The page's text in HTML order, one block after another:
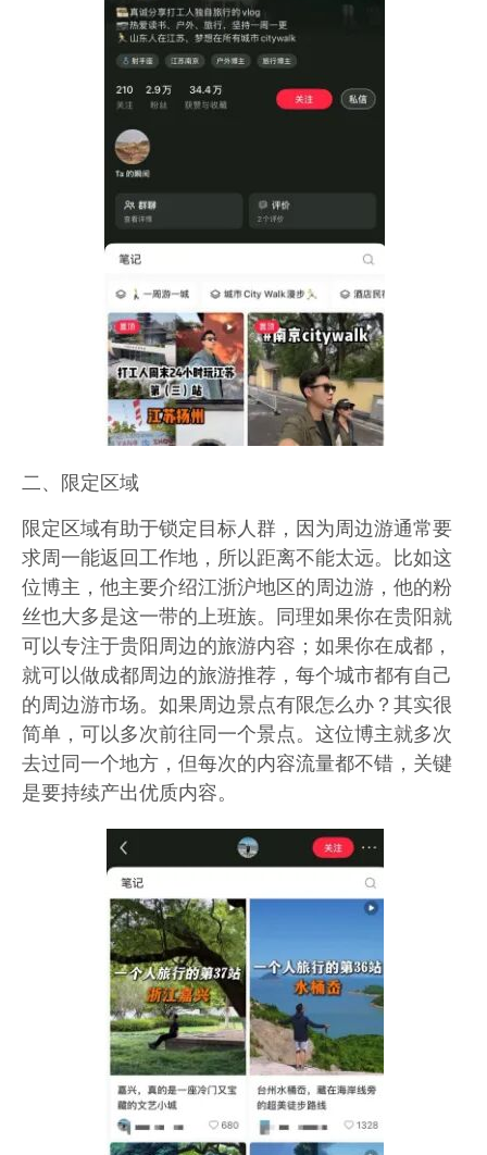
二、限定区域
限定区域有助于锁定目标人群，因为周边游通常要
求周一能返回工作地，所以距离不能太远。比如这
位博主，他主要介绍江浙沪地区的周边游，他的粉
丝也大多是这一带的上班族。同理如果你在贵阳就
可以专注于贵阳周边的旅游内容；如果你在成都，
就可以做成都周边的旅游推荐，每个城市都有自己
的周边游市场。如果周边景点有限怎么办？其实很
简单，可以多次前往同一个景点。这位博主就多次
去过同一个地方，但每次的内容流量都不错，关键
是要持续产出优质内容。